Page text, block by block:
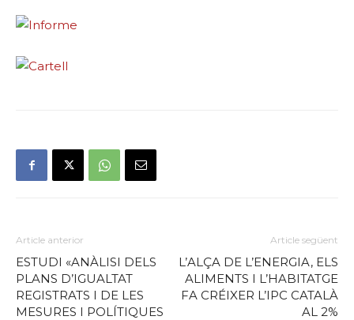
Article anterior
ESTUDI «ANÀLISI DELS
PLANS D’IGUALTAT
REGISTRATS I DE LES
MESURES I POLÍTIQUES
Article següent
L’ALÇA DE L’ENERGIA, ELS
ALIMENTS I L’HABITATGE
FA CRÉIXER L’IPC CATALÀ
AL 2%